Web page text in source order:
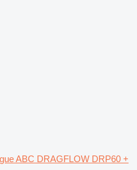
ABC DRAGFLOW DRP60 +